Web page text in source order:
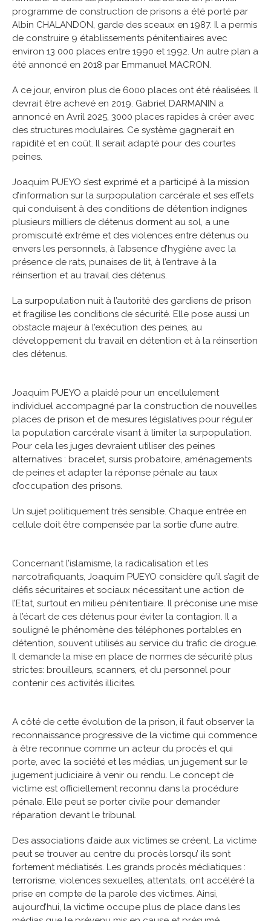
programme de construction de prisons a été porté par
Albin CHALANDON, garde des sceaux en 1987. Il a permis
de construire 9 établissements pénitentiaires avec
environ 13 000 places entre 1990 et 1992. Un autre plan a
été annoncé en 2018 par Emmanuel MACRON.
A ce jour, environ plus de 6000 places ont été réalisées. Il
devrait être achevé en 2019. Gabriel DARMANIN a
annoncé en Avril 2025, 3000 places rapides à créer avec
des structures modulaires. Ce système gagnerait en
rapidité et en coût. Il serait adapté pour des courtes
peines.
Joaquim PUEYO s’est exprimé et a participé à la mission
d’information sur la surpopulation carcérale et ses effets
qui conduisent à des conditions de détention indignes
plusieurs milliers de détenus dorment au sol, a une
promiscuité extrême et des violences entre détenus ou
envers les personnels, à l’absence d’hygiène avec la
présence de rats, punaises de lit, à l’entrave à la
réinsertion et au travail des détenus.
La surpopulation nuit à l’autorité des gardiens de prison
et fragilise les conditions de sécurité. Elle pose aussi un
obstacle majeur à l’exécution des peines, au
développement du travail en détention et à la réinsertion
des détenus.
Joaquim PUEYO a plaidé pour un encellulement
individuel accompagné par la construction de nouvelles
places de prison et de mesures législatives pour réguler
la population carcérale visant à limiter la surpopulation.
Pour cela les juges devraient utiliser des peines
alternatives : bracelet, sursis probatoire, aménagements
de peines et adapter la réponse pénale au taux
d’occupation des prisons.
Un sujet politiquement très sensible. Chaque entrée en
cellule doit être compensée par la sortie d’une autre.
Concernant l’islamisme, la radicalisation et les
narcotrafiquants, Joaquim PUEYO considère qu’il s’agit de
défis sécuritaires et sociaux nécessitant une action de
l’Etat, surtout en milieu pénitentiaire. Il préconise une mise
à l’écart de ces détenus pour éviter la contagion. Il a
souligné le phénomène des téléphones portables en
détention, souvent utilisés au service du trafic de drogue.
Il demande la mise en place de normes de sécurité plus
strictes: brouilleurs, scanners, et du personnel pour
contenir ces activités illicites.
A côté de cette évolution de la prison, il faut observer la
reconnaissance progressive de la victime qui commence
à être reconnue comme un acteur du procès et qui
porte, avec la société et les médias, un jugement sur le
jugement judiciaire à venir ou rendu. Le concept de
victime est officiellement reconnu dans la procédure
pénale. Elle peut se porter civile pour demander
réparation devant le tribunal.
Des associations d’aide aux victimes se créent. La victime
peut se trouver au centre du procès lorsqu’ ils sont
fortement médiatisés. Les grands procès médiatiques :
terrorisme, violences sexuelles, attentats, ont accéléré la
prise en compte de la parole des victimes. Ainsi,
aujourd’hui, la victime occupe plus de place dans les